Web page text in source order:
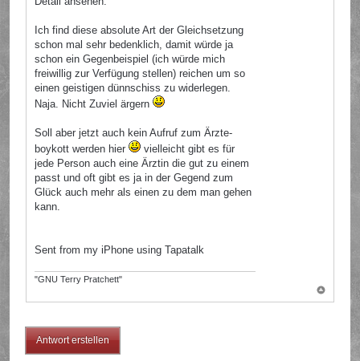
Ich find diese absolute Art der Gleichsetzung
schon mal sehr bedenklich, damit würde ja
schon ein Gegenbeispiel (ich würde mich
freiwillig zur Verfügung stellen) reichen um so
einen geistigen dünnschiss zu widerlegen.
Naja. Nicht Zuviel ärgern
Soll aber jetzt auch kein Aufruf zum Ärzte-
boykott werden hier
vielleicht gibt es für
jede Person auch eine Ärztin die gut zu einem
passt und oft gibt es ja in der Gegend zum
Glück auch mehr als einen zu dem man gehen
kann.
Sent from my iPhone using Tapatalk
"GNU Terry Pratchett"
Antwort erstellen